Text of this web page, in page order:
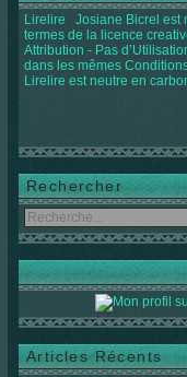
Lirelire Josiane Bicrel est
termes de la licence
Attribution - Pas
dans les mêmes
Lirelire est neutre en
Rechercher
Articles Récents